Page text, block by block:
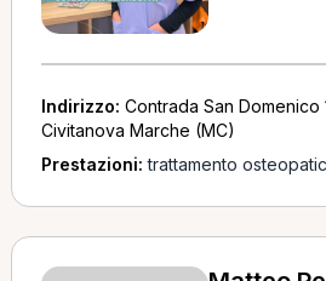
Indirizzo: Contrada San Domenico
Civitanova Marche (MC)
Prestazioni:trattamento